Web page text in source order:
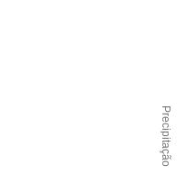
Precipitação